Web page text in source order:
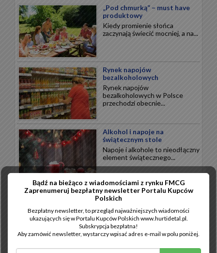
„Pod chmurką” – must have
produktowy
Kiedy promienie słońca
zaczynają świecić mocniej, a na...
Rynek napojów
bezalkoholowych
Rynek napojów
bezalkoholowych w Polsce
przechodzi obecnie...
Alkohol i napoje na
świątecznym stole
Napoje i alkohole to nieodłączny
element świątecznego...
Wytrawne święta
przede wszystkim wytrawne
smaki...
Bądź na bieżąco z wiadomościami z rynku FMCG
Zaprenumeruj bezpłatny newsletter Portalu Kupców
Polskich
Bezpłatny newsletter, to przegląd najważniejszych wiadomości
ukazujących się w Portalu Kupców Polskich www.hurtidetal.pl.
Subskrypcja bezpłatna!
Aby zamówić newsletter, wystarczy wpisać adres e-mail w polu poniżej.